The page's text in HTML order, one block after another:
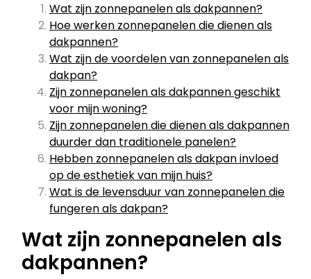
Wat zijn zonnepanelen als dakpannen?
Hoe werken zonnepanelen die dienen als
dakpannen?
Wat zijn de voordelen van zonnepanelen als
dakpan?
Zijn zonnepanelen als dakpannen geschikt
voor mijn woning?
Zijn zonnepanelen die dienen als dakpannen
duurder dan traditionele panelen?
Hebben zonnepanelen als dakpan invloed
op de esthetiek van mijn huis?
Wat is de levensduur van zonnepanelen die
fungeren als dakpan?
Wat zijn zonnepanelen als
dakpannen?